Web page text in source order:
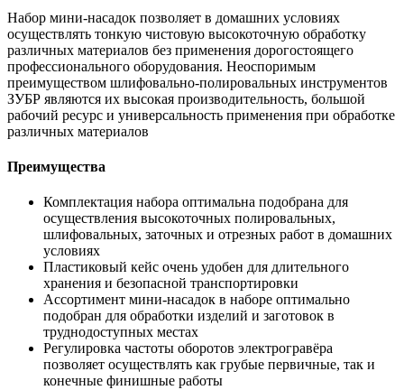
Набор мини-насадок позволяет в домашних условиях
осуществлять тонкую чистовую высокоточную обработку
различных материалов без применения дорогостоящего
профессионального оборудования. Неоспоримым
преимуществом шлифовально-полировальных инструментов
ЗУБР являются их высокая производительность, большой
рабочий ресурс и универсальность применения при обработке
различных материалов
Преимущества
Комплектация набора оптимальна подобрана для
осуществления высокоточных полировальных,
шлифовальных, заточных и отрезных работ в домашних
условиях
Пластиковый кейс очень удобен для длительного
хранения и безопасной транспортировки
Ассортимент мини-насадок в наборе оптимально
подобран для обработки изделий и заготовок в
труднодоступных местах
Регулировка частоты оборотов электрогравёра
позволяет осуществлять как грубые первичные, так и
конечные финишные работы